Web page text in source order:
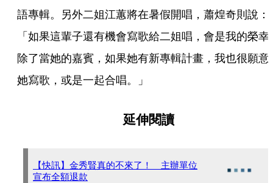
語專輯。另外二姐江蕙將在暑假開唱，蕭煌奇則說：
「如果這輩子還有機會寫歌給二姐唱，會是我的榮幸
除了當她的嘉賓，如果她有新專輯計畫，我也很願意
她寫歌，或是一起合唱。」
延伸閱讀
【快訊】金秀賢真的不來了！ 主辦單位
宣布全額退款